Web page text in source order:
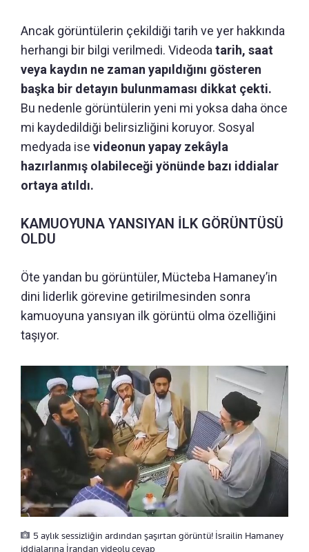
Ancak görüntülerin çekildiği tarih ve yer hakkında
herhangi bir bilgi verilmedi. Videodatarih, saat
veya kaydın ne zaman yapıldığını gösteren
başka bir detayın bulunmaması dikkat çekti.
Bu nedenle görüntülerin yeni mi yoksa daha önce
mi kaydedildiği belirsizliğini koruyor. Sosyal
medyada ise videonun yapay zekâyla
hazırlanmış olabileceği yönünde bazı iddialar
ortaya atıldı.
KAMUOYUNA YANSIYAN İLK GÖRÜNTÜSÜ
OLDU
Öte yandan bu görüntüler, Mücteba Hamaney’in
dini liderlik görevine getirilmesinden sonra
kamuoyuna yansıyan ilk görüntü olma özelliğini
taşıyor.
5 aylık sessizliğin ardından şaşırtan görüntü! İsrailin Hamaney
iddialarına İrandan videolu cevap